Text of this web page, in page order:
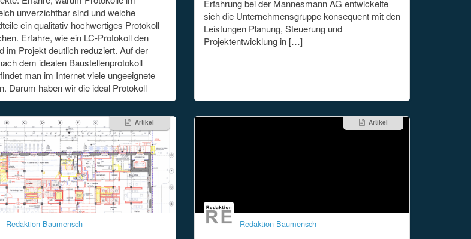
unverzichtbar sind und welche
ein qualitativ hochwertiges Protokoll
Erfahre, wie ein LC-Protokoll den
im Projekt deutlich reduziert. Auf der
dem idealen Baustellenprotokoll
man im Internet viele ungeeignete
Darum haben wir die ideal Protokoll
Excel entwickelt. Im Lean
ist das digitale Protokoll der
Weg:[...]
Erfahrung bei der Mannesmann AG entwickelte
sich die Unternehmensgruppe konsequent mit den
Leistungen Planung, Steuerung und
Projektentwicklung in […]
Artikel
Redaktion Baumensch
Artikel
Redaktion Baumensch